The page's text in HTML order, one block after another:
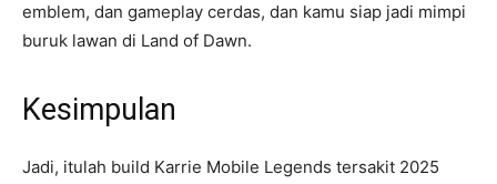
emblem, dan gameplay cerdas, dan kamu siap jadi mimpi
buruk lawan di Land of Dawn.
Kesimpulan
Jadi, itulah build Karrie Mobile Legends tersakit 2025